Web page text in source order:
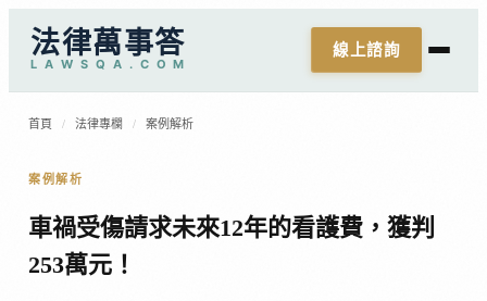
法律萬事答
L A W S Q A . C O M
線上諮詢
首頁 / 法律專欄 / 案例解析
案例解析
車禍受傷請求未來12年的看護費，獲判
253萬元！